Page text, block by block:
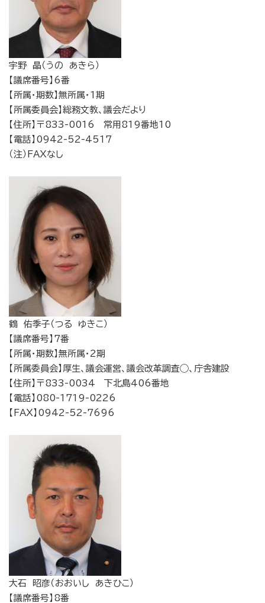
宇野 晶（うの あきら）
【議席番号】6番
【所属・期数】無所属・1期
【所属委員会】総務文教、議会だより
【住所】〒833-0016 常用819番地10
【電話】0942-52-4517
（注）FAXなし
鶴 佑季子（つる ゆきこ）
【議席番号】7番
【所属・期数】無所属・2期
【所属委員会】厚生、議会運営、議会改革調査◯、庁舎建設
【住所】〒833-0034 下北島406番地
【電話】080-1719-0226
【FAX】0942-52-7696
大石 昭彦（おおいし あきひこ）
【議席番号】8番